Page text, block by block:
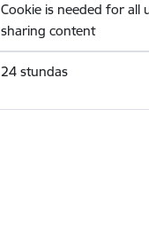
Cookie is needed for all
sharing content
24 stundas